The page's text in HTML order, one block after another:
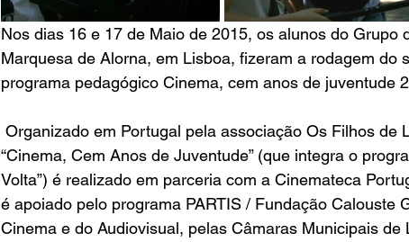
Nos dias 16 e 17 de Maio de 2015, os alunos do Grupo
Marquesa de Alorna, em Lisboa, fizeram a rodagem do
programa pedagógico Cinema, cem anos de juventude
Organizado em Portugal pela associação Os Filhos de
“Cinema, Cem Anos de Juventude” (que integra o
Volta”) é realizado em parceria com a Cinemateca
é apoiado pelo programa PARTIS / Fundação Calouste
Cinema e do Audiovisual, pelas Câmaras Municipais de